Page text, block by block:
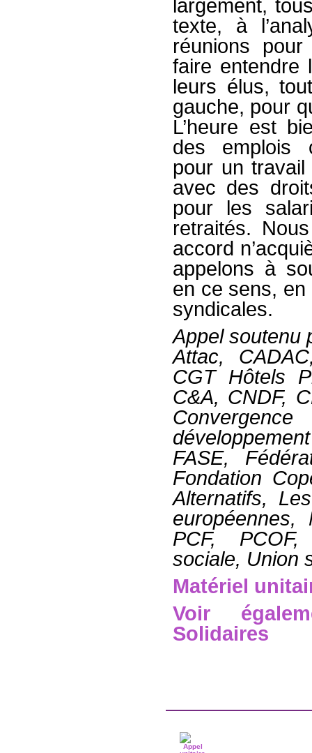
largement,
texte, à
réunions
faire entendre
leurs élus,
gauche, pour
L’heure est
des emplois
pour un
avec des
pour les
retraités.
accord
appelons à
en ce sens, en
syndicales.
Appel soutenu
Attac,
CGT Hôtels
C&A, CNDF,
FASE,
Fondation
Alternatifs,
PCF,
sociale, Union
Matériel
Voir
Solidaires